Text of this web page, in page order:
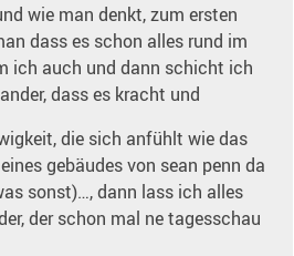
wie man denkt, zum ersten
dass es schon alles rund im
ich auch und dann schicht ich
dass es kracht und
die sich anfühlt wie das
gebäudes von sean penn da
sonst)…, dann lass ich alles
der schon mal ne tagesschau